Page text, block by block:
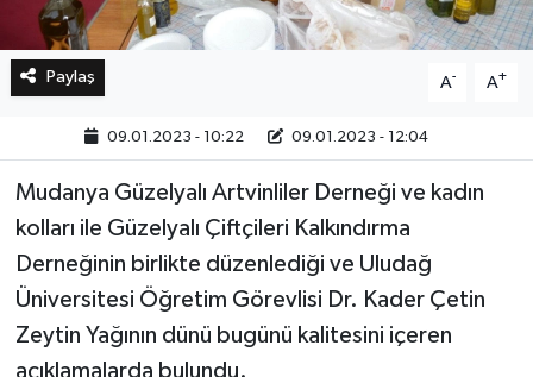
Paylaş A- A+
09.01.2023 - 10:22 09.01.2023 - 12:04
Mudanya Güzelyalı Artvinliler Derneği ve kadın
kolları ile Güzelyalı Çiftçileri Kalkındırma
Derneğinin birlikte düzenlediği ve Uludağ
Üniversitesi Öğretim Görevlisi Dr. Kader Çetin
Zeytin Yağının dünü bugünü kalitesini içeren
açıklamalarda bulundu.